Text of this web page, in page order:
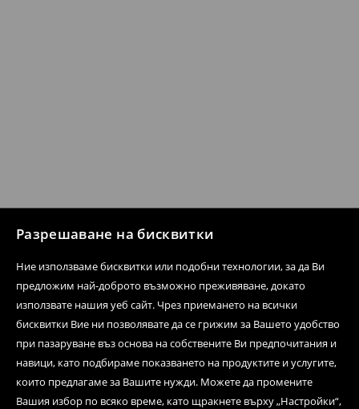
Разрешаване на бисквитки
Ние използваме бисквитки или подобни технологии, за да Ви
предложим най-доброто възможно преживяване, докато
използвате нашия уеб сайт. Чрез приемането на всички
бисквитки Вие ни позволявате да се грижим за Вашето удобство
при пазаруване въз основа на собствените Ви предпочитания и
навици, като подбираме показването на продуктите и услугите,
които предлагаме за Вашите нужди. Можете да промените
Вашия избор по всяко време, като щракнете върху „Настройки“,